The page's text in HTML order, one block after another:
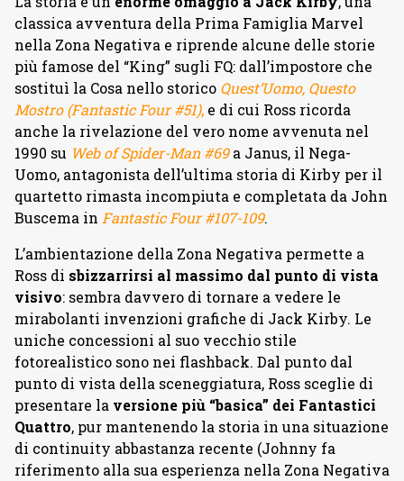
classica avventura della Prima Famiglia Marvel
nella Zona Negativa e riprende alcune delle storie
più famose del “King” sugli FQ: dall’impostore che
sostituì la Cosa nello storico Quest’Uomo, Questo
Mostro (Fantastic Four #51), e di cui Ross ricorda
anche la rivelazione del vero nome avvenuta nel
1990 su Web of Spider-Man #69a Janus, il Nega-
Uomo, antagonista dell’ultima storia di Kirby per il
quartetto rimasta incompiuta e completata da John
Buscema in Fantastic Four #107-109.
L’ambientazione della Zona Negativa permette a
Ross di sbizzarrirsi al massimo dal punto di vista
visivo: sembra davvero di tornare a vedere le
mirabolanti invenzioni grafiche di Jack Kirby. Le
uniche concessioni al suo vecchio stile
fotorealistico sono nei flashback. Dal punto dal
punto di vista della sceneggiatura, Ross sceglie di
presentare la versione più “basica” dei Fantastici
Quattro, pur mantenendo la storia in una situazione
di continuity abbastanza recente (Johnny fa
riferimento alla sua esperienza nella Zona Negativa